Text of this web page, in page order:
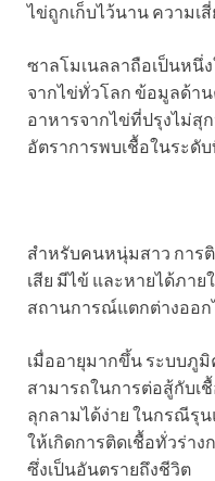
ไข่ถูกเก็บไว้นาน ความเ
ซาลโมเนลลาถือเป็นหนึ่
จากไข่ทั่วโลก ข้อมูลด้า
อาหารจากไข่ที่ปรุงไม่สุ
อัตราการพบเชื้อในระดั
สำหรับคนหนุ่มสาว การ
เสีย มีไข้ และหายได้ภา
สถานการณ์แตกต่างออก
เมื่ออายุมากขึ้น ระบบภู
สามารถในการต่อสู้กับเ
ลุกลามได้ง่าย ในกรณีรุน
ให้เกิดการติดเชื้อทั่วร่า
ซึ่งเป็นอันตรายถึงชีวิต